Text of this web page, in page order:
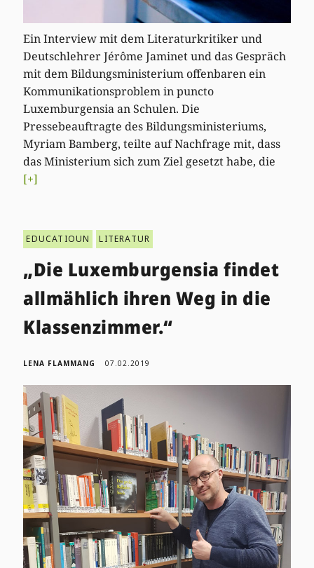
Ein Interview mit dem Literaturkritiker und
Deutschlehrer Jérôme Jaminet und das Gespräch
mit dem Bildungsministerium offenbaren ein
Kommunikationsproblem in puncto
Luxemburgensia an Schulen. Die
Pressebeauftragte des Bildungsministeriums,
Myriam Bamberg, teilte auf Nachfrage mit, dass
das Ministerium sich zum Ziel gesetzt habe, die
[+]
EDUCATIOUN LITERATUR
„Die Luxemburgensia findet
allmählich ihren Weg in die
Klassenzimmer.“
LENA FLAMMANG 07.02.2019